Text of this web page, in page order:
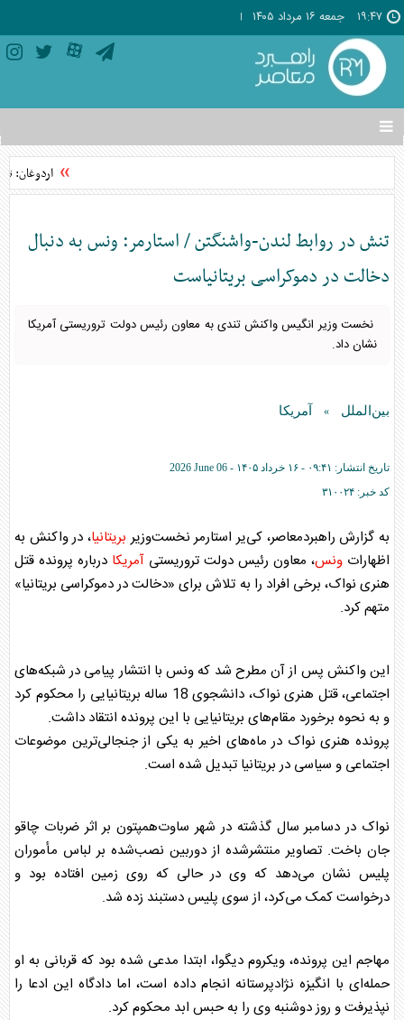
۱۹:۴۷ جمعه ۱۶ مرداد ۱۴۰۵
تغییر
وضعیت
منوی
ها
اردوغان:
تنش در روابط لندن-واشنگتن / استارمر: ونس به دنبال
دخالت در دموکراسی بریتانیاست
نخست وزیر انگیس واکنش تندی به معاون رئیس دولت تروریستی آمریکا
نشان داد.
بین‌الملل » آمریکا
تاریخ انتشار: ۰۹:۴۱ - ۱۶ خرداد ۱۴۰۵ -
2026 June 06
کد خبر: ۳۱۰۰۲۴
به گزارش راهبردمعاصر، کی‌یر استارمر نخست‌وزیر بریتانیا، در واکنش به
اظهارات ونس، معاون رئیس‌ دولت تروریستی آمریکا درباره پرونده قتل
هنری نواک، برخی افراد را به تلاش برای «دخالت در دموکراسی بریتانیا»
متهم کرد.
این واکنش پس از آن مطرح شد کهونسبا انتشار پیامی در شبکه‌های
اجتماعی، قتل هنری نواک، دانشجوی 18 ساله
بریتانیایی را محکوم کرد
و به نحوه برخورد مقام‌های بریتانیایی با این پرونده انتقاد داشت.
پرونده هنری نواک در ماه‌های اخیر به یکی از جنجالی‌ترین موضوعات
اجتماعی و سیاسی در بریتانیا تبدیل شده است.
نواک در دسامبر سال گذشته در شهر ساوت‌همپتون بر اثر ضربات چاقو
جان باخت. تصاویر منتشرشده از دوربین نصب‌شده بر لباس مأموران
پلیس نشان می‌دهد که وی در حالی که روی زمین افتاده بود و
درخواست کمک می‌کرد، از سوی پلیس دستبند زده شد.
مهاجم این پرونده، ویکروم دیگوا، ابتدا مدعی شده بود که قربانی به او
حمله‌ای با انگیزه نژادپرستانه انجام داده است، اما دادگاه این ادعا را
نپذیرفت و روز دوشنبه وی را به حبس ابد محکوم کرد.